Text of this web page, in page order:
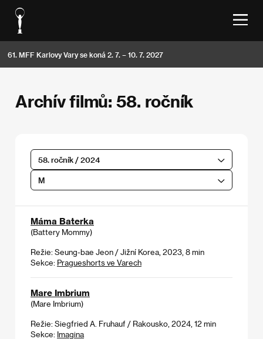
61. MFF Karlovy Vary se koná 2. 7. – 10. 7. 2027
Archív filmů: 58. ročník
58. ročník / 2024
M
Máma Baterka
(Battery Mommy)
Režie: Seung-bae Jeon / Jižní Korea, 2023, 8 min
Sekce: Pragueshorts ve Varech
Mare Imbrium
(Mare Imbrium)
Režie: Siegfried A. Fruhauf / Rakousko, 2024, 12 min
Sekce: Imagina